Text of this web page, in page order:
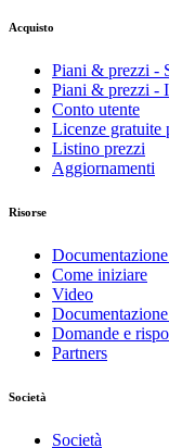
Acquisto
Piani & prezzi -
Piani & prezzi -
Conto utente
Licenze gratuite
Listino prezzi
Aggiornamenti
Risorse
Come iniziare
Video
Domande e
Partners
Società
Società